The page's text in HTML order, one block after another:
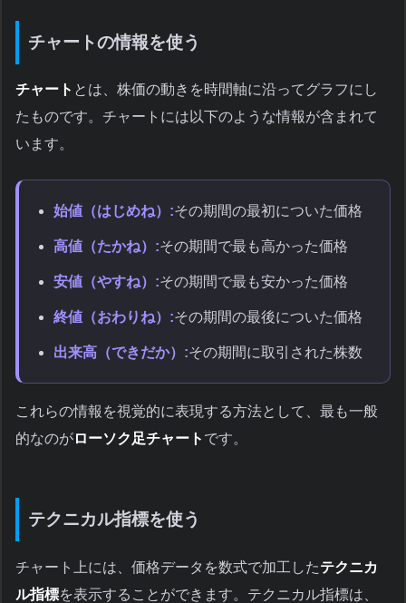
チャートの情報を使う
チャート とは、株価の動きを時間軸に沿ってグラフにし
たものです。チャートには以下のような情報が含まれて
います。
始値（はじめね）:その期間の最初についた価格
高値（たかね）:その期間で最も高かった価格
安値（やすね）:その期間で最も安かった価格
終値（おわりね）:その期間の最後についた価格
出来高（できだか）:その期間に取引された株数
これらの情報を視覚的に表現する方法として、最も一般
的なのがローソク足チャート です。
テクニカル指標を使う
チャート上には、価格データを数式で加工したテクニカ
ル指標を表示することができます。テクニカル指標は、